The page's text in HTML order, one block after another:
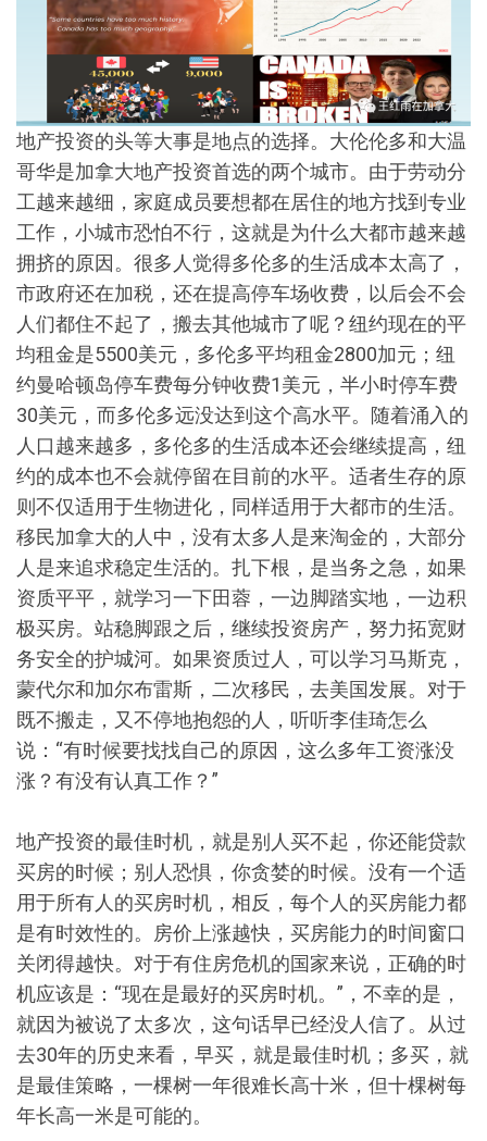
地产投资的头等大事是地点的选择。大伦伦多和大温
哥华是加拿大地产投资首选的两个城市。由于劳动分
工越来越细，家庭成员要想都在居住的地方找到专业
工作，小城市恐怕不行，这就是为什么大都市越来越
拥挤的原因。很多人觉得多伦多的生活成本太高了，
市政府还在加税，还在提高停车场收费，以后会不会
人们都住不起了，搬去其他城市了呢？纽约现在的平
均租金是5500美元，多伦多平均租金2800加元；纽
约曼哈顿岛停车费每分钟收费1美元，半小时停车费
30美元，而多伦多远没达到这个高水平。随着涌入的
人口越来越多，多伦多的生活成本还会继续提高，纽
约的成本也不会就停留在目前的水平。适者生存的原
则不仅适用于生物进化，同样适用于大都市的生活。
移民加拿大的人中，没有太多人是来淘金的，大部分
人是来追求稳定生活的。扎下根，是当务之急，如果
资质平平，就学习一下田蓉，一边脚踏实地，一边积
极买房。站稳脚跟之后，继续投资房产，努力拓宽财
务安全的护城河。如果资质过人，可以学习马斯克，
蒙代尔和加尔布雷斯，二次移民，去美国发展。对于
既不搬走，又不停地抱怨的人，听听李佳琦怎么
说：“有时候要找找自己的原因，这么多年工资涨没
涨？有没有认真工作？”
地产投资的最佳时机，就是别人买不起，你还能贷款
买房的时候；别人恐惧，你贪婪的时候。没有一个适
用于所有人的买房时机，相反，每个人的买房能力都
是有时效性的。房价上涨越快，买房能力的时间窗口
关闭得越快。对于有住房危机的国家来说，正确的时
机应该是：“现在是最好的买房时机。”，不幸的是，
就因为被说了太多次，这句话早已经没人信了。从过
去30年的历史来看，早买，就是最佳时机；多买，就
是最佳策略，一棵树一年很难长高十米，但十棵树每
年长高一米是可能的。